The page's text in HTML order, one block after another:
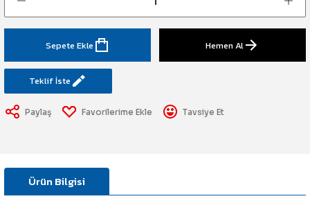
& Barikat ve Toprakaltı
Sepete Ekle Hemen Al
Teklif İste
Tavsiye Et
Paylaş
Ürün Bilgisi